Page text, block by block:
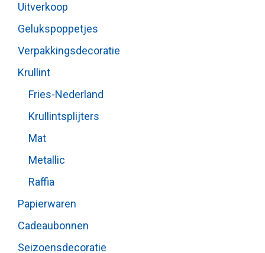
Uitverkoop
Gelukspoppetjes
Verpakkingsdecoratie
Krullint
Fries-Nederland
Krullintsplijters
Mat
Metallic
Raffia
Papierwaren
Cadeaubonnen
Seizoensdecoratie